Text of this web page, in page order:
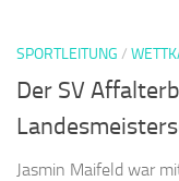
SPORTLEITUNG /
Der SV
Jasmin Maifeld war